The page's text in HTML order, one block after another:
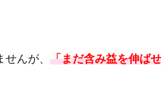
んが、 「まだ含み益を伸ば